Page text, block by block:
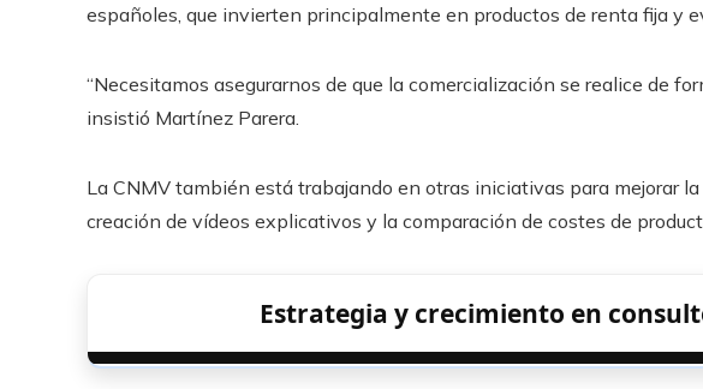
españoles, que invierten principalmente en productos de renta fija y
“Necesitamos asegurarnos de que la comercialización se realice de
insistió Martínez Parera.
La CNMV también está trabajando en otras iniciativas para mejorar
creación de vídeos explicativos y la comparación de costes de
Estrategia y crecimiento en